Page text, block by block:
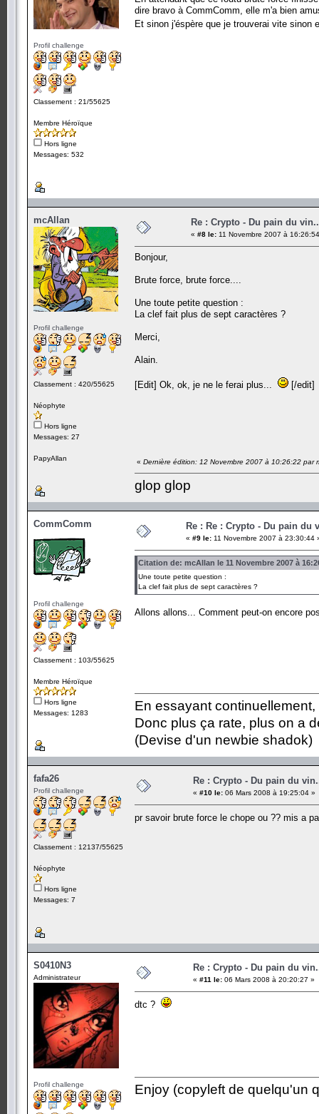
Profil challenge
Classement : 21/55625
Membre Héroïque
Hors ligne
Messages: 532
dire bravo à CommComm, elle m'a bien
Et sinon j'éspère que je trouverai vite
mcAllan
Profil challenge
Classement : 420/55625
Néophyte
Hors ligne
Messages: 27
PapyAllan
Re : Crypto - Du pain du
« #8 le: 11 Novembre 2007 à
Bonjour,
Brute force, brute force....
Une toute petite question :
La clef fait plus de sept caractères ?
Merci,
Alain.
[Edit] Ok, ok, je ne le ferai plus... [/edit]
« Dernière édition: 12 Novembre 2007 à 10:26:22 par
glop glop
CommComm
Profil challenge
Classement : 103/55625
Membre Héroïque
Hors ligne
Messages: 1283
Re : Re : Crypto - Du pain du
« #9 le: 11 Novembre 2007 à 23:30:44
Citation de: mcAllan le 11 Novembre 2007 à
Une toute petite question :
La clef fait plus de sept caractères ?
Allons allons... Comment peut-on encore
En essayant
Donc plus ça rate, plus on a
(Devise d'un newbie shadok)
fafa26
Profil challenge
Classement : 12137/55625
Néophyte
Hors ligne
Messages: 7
Re : Crypto - Du pain du
« #10 le: 06 Mars 2008 à 19:25:04 »
pr savoir brute force le chope ou ?? mis a
S0410N3
Administrateur
Profil challenge
Re : Crypto - Du pain du
« #11 le: 06 Mars 2008 à 20:20:27 »
dtc ?
Enjoy (copyleft de quelqu'un